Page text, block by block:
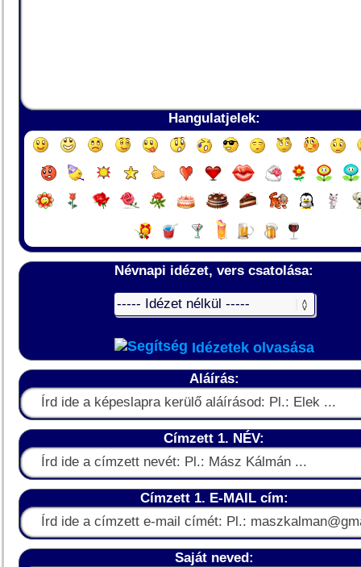
Hangulatjelek:
Névnapi idézet, vers csatolása:
Idézetek olvasása
Aláírás:
Címzett 1. NÉV:
Címzett 1. E-MAIL cím:
Saját neved: